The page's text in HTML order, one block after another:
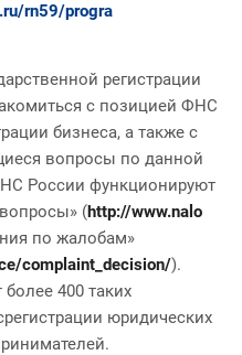
rn59/progra
регистрации
с позицией ФНС
бизнеса, а также с
вопросы по данной
России функционируют
(http://www.nalo
по жалобам»
/complaint_decision/).
400 таких
юридических
.